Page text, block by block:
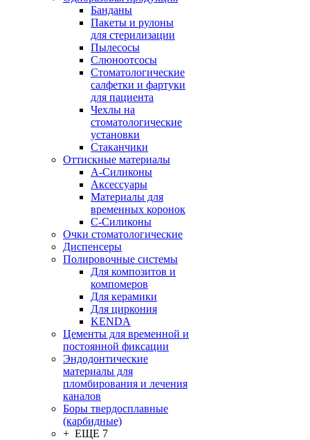
Банданы
Пакеты и рулоны
для стерилизации
Пылесосы
Слюноотсосы
Стоматологические
салфетки и фартуки
для пациента
Чехлы на
стоматологические
установки
Стаканчики
Оттискные материалы
А-Силиконы
Аксессуары
Материалы для
временных коронок
С-Силиконы
Очки стоматологические
Диспенсеры
Полировочные системы
Для композитов и
компомеров
Для керамики
Для циркония
KENDA
Цементы для временной и
постоянной фиксации
Эндодонтические
материалы для
пломбирования и лечения
каналов
Боры твердосплавные
(карбидные)
+ ЕЩЕ 7